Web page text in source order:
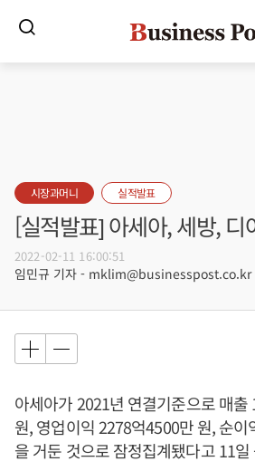
시장과머니 실적발표
[실적발표] 아세아, 세방, 디
2022-02-11 16:00:51
임민규 기자 - mklim@businesspost.co.kr
아세아가 2021년 연결기준으로 매
원, 영업이익 2278억4500만 원, 순
을 거둔 것으로 잠정집계됐다고 11일